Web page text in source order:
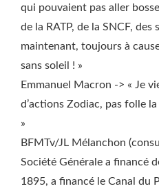
qui pouvaient pas aller
de la RATP, de la SNCF, des
maintenant, toujours à
sans soleil ! »
Emmanuel Macron -> « Je
d’actions Zodiac, pas folle
»
BFMTv/JL Mélanchon
Société Générale a financé
1895, a financé le Canal du